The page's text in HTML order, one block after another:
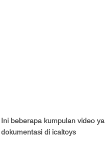
Ini beberapa kumpulan video
dokumentasi di icaltoys